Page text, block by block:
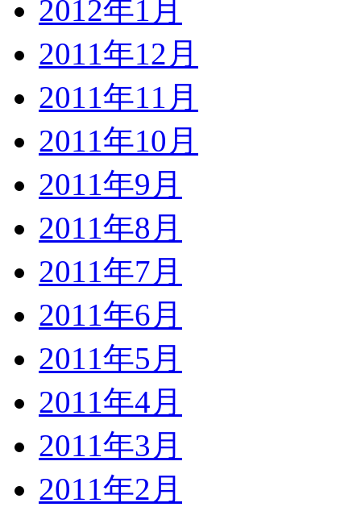
2012年1月
2011年12月
2011年11月
2011年10月
2011年9月
2011年8月
2011年7月
2011年6月
2011年5月
2011年4月
2011年3月
2011年2月